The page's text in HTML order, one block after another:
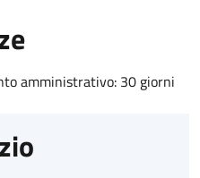
amministrativo: 30 giorni